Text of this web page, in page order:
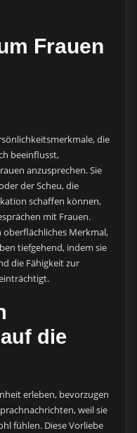
Frauen
die
beeinflusst,
anzusprechen. Sie
der Scheu, die
schaffen können,
mit Frauen.
Merkmal,
tiefgehend, indem sie
die Fähigkeit zur
die
erleben, bevorzugen
weil sie
fühlen. Diese Vorliebe